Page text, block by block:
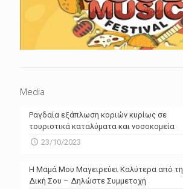
Media
Ραγδαία εξάπλωση κοριών κυρίως σε
τουριστικά καταλύματα και νοσοκομεία
23/10/2023
Η Μαμά Μου Μαγειρεύει Καλύτερα από τη
Δική Σου – Δηλώστε Συμμετοχή